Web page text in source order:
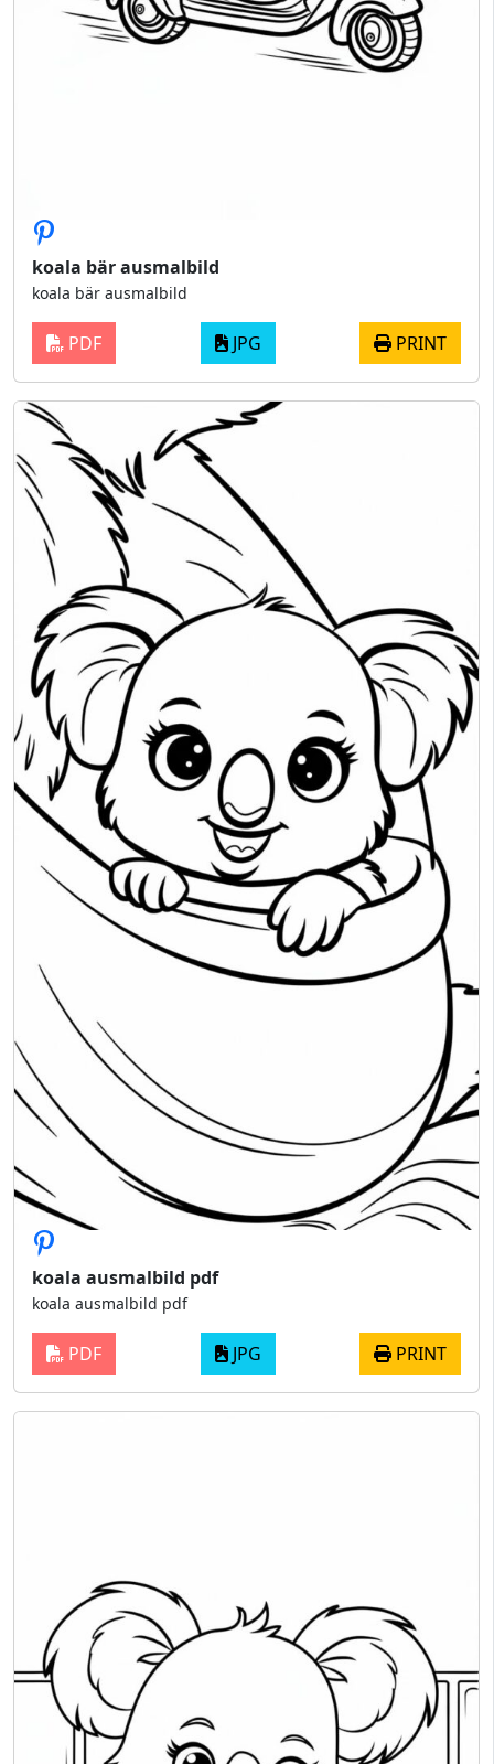
koala bär ausmalbild
koala bär ausmalbild
PDF JPG PRINT
koala ausmalbild pdf
koala ausmalbild pdf
PDF JPG PRINT